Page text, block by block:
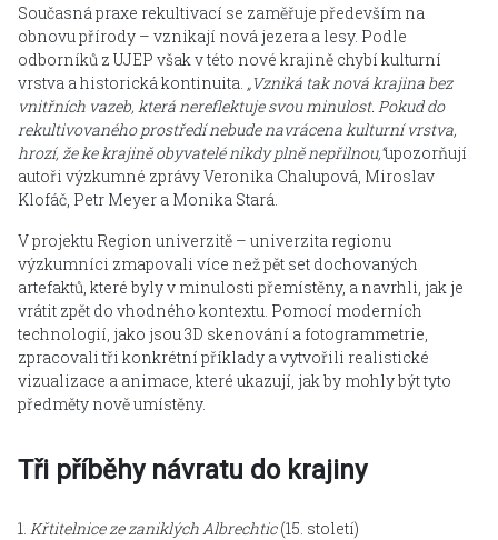
Současná praxe rekultivací se zaměřuje především na
obnovu přírody – vznikají nová jezera a lesy. Podle
odborníků z UJEP však v této nové krajině chybí kulturní
vrstva a historická kontinuita. „Vzniká tak nová krajina bez
vnitřních vazeb, která nereflektuje svou minulost. Pokud do
rekultivovaného prostředí nebude navrácena kulturní vrstva,
hrozí, že ke krajině obyvatelé nikdy plně nepřilnou,“upozorňují
autoři výzkumné zprávy Veronika Chalupová, Miroslav
Klofáč, Petr Meyer a Monika Stará.
V projektu Region univerzitě – univerzita regionu
výzkumníci zmapovali více než pět set dochovaných
artefaktů, které byly v minulosti přemístěny, a navrhli, jak je
vrátit zpět do vhodného kontextu. Pomocí moderních
technologií, jako jsou 3D skenování a fotogrammetrie,
zpracovali tři konkrétní příklady a vytvořili realistické
vizualizace a animace, které ukazují, jak by mohly být tyto
předměty nově umístěny.
Tři příběhy návratu do krajiny
1. Křtitelnice ze zaniklých Albrechtic(15. století)